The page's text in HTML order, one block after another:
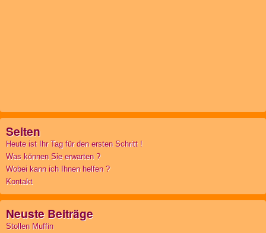
Seiten
Heute ist Ihr Tag für den ersten Schritt !
Was können Sie erwarten ?
Wobei kann ich Ihnen helfen ?
Kontakt
Neuste Beiträge
Stollen Muffin